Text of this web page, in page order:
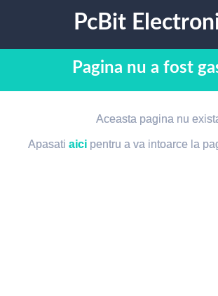
PcBit
Pagina nu a fost
Aceasta pagina nu
Apasatiaici pentru a va intoarce la